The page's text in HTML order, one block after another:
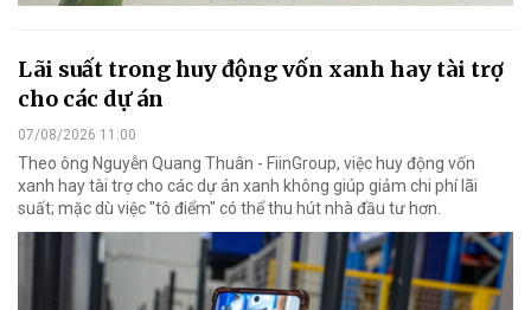
Lãi suất trong huy động vốn xanh hay tài trợ
cho các dự án
07/08/2026 11:00
Theo ông Nguyễn Quang Thuân - FiinGroup, việc huy động vốn
xanh hay tài trợ cho các dự án xanh không giúp giảm chi phí lãi
suất; mặc dù việc "tô điểm" có thể thu hút nhà đầu tư hơn.